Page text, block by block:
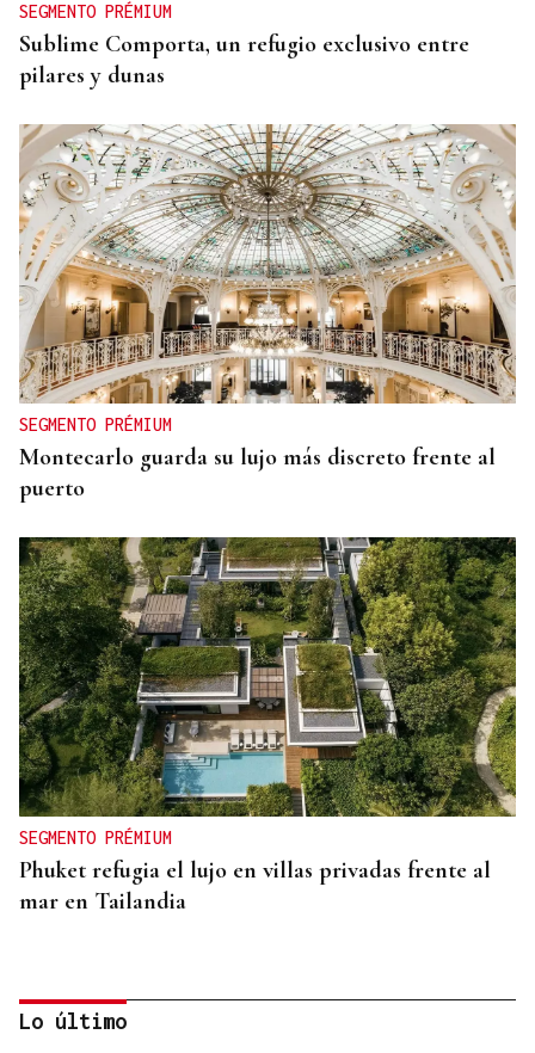
SEGMENTO PRÉMIUM
Sublime Comporta, un refugio exclusivo entre
pilares y dunas
SEGMENTO PRÉMIUM
Montecarlo guarda su lujo más discreto frente al
puerto
SEGMENTO PRÉMIUM
Phuket refugia el lujo en villas privadas frente al
mar en Tailandia
Lo último